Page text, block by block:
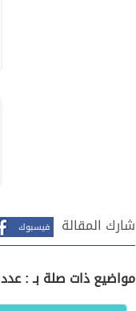
شارك المقالة فيسبوك
مواضيع ذات صلة بـ :